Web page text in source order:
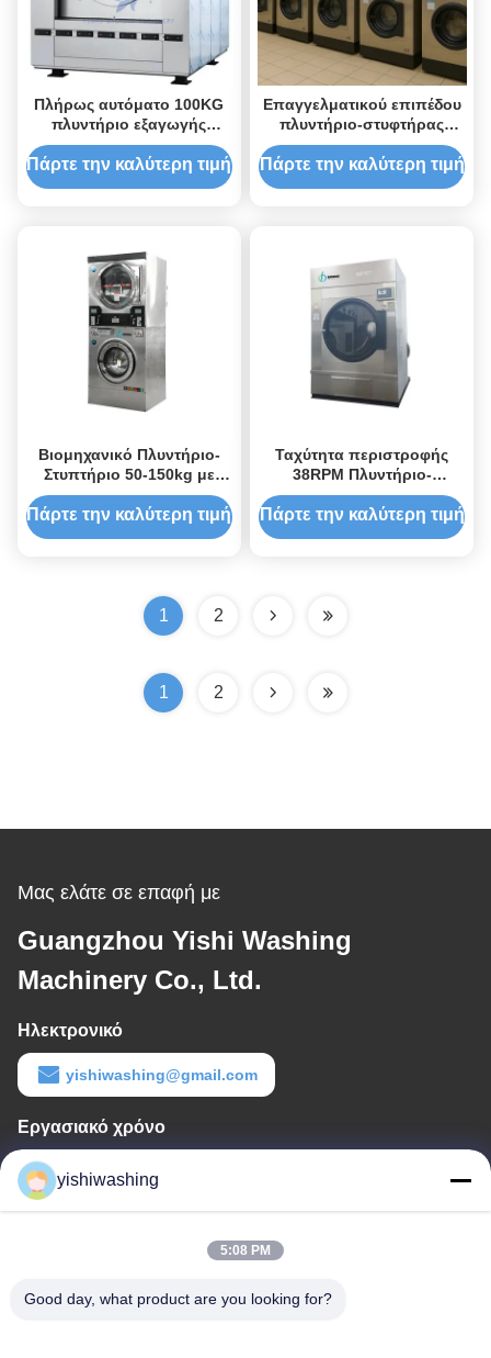
Πλήρως αυτόματο 100KG
πλυντήριο εξαγωγής
μηχανή πλυντήριο
εξαγωγής μηχανή
Πάρτε την καλύτερη τιμή
Επαγγελματικού επιπέδου
πλυντήριο-στυφτήρας
σκληρής στήριξης με
ταχύτητα στυψίματος
Πάρτε την καλύτερη τιμή
Βιομηχανικό Πλυντήριο-
Στυπτήριο 50-150kg με
Κλίση για Ξενοδοχειακά
Λευκά Είδη,
Επαγγελματικό Πλυντήριο
Πάρτε την καλύτερη τιμή
Ταχύτητα περιστροφής
38RPM Πλυντήριο-
στυφτήρι εμπορικής
χρήσης χωρητικότητας
Πάρτε την καλύτερη τιμή
1 2
1 2
Μας ελάτε σε επαφή με
Guangzhou Yishi Washing
Machinery Co., Ltd.
Ηλεκτρονικό
yishiwashing@gmail.com
Εργασιακό χρόνο
9:00-18:00
Η διεύθυνσή μας
Διεύθυνση επιχείρησης
yishiwashing
5:08 PM
Good day, what product are you looking for?